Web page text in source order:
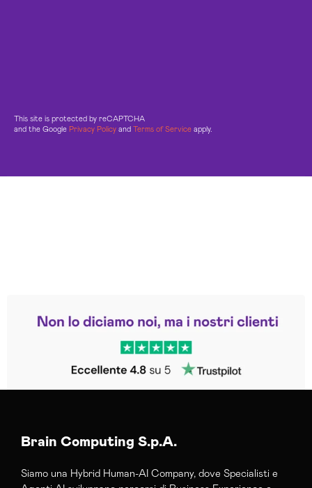
This site is protected by reCAPTCHA
and the Google Privacy Policy and Terms of Service apply.
Trustpilot
Brain Computing S.p.A.
Siamo una Hybrid Human-AI Company, dove Specialisti e